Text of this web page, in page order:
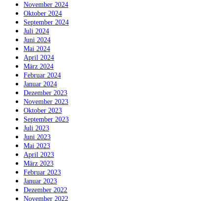
November 2024
Oktober 2024
September 2024
Juli 2024
Juni 2024
Mai 2024
April 2024
März 2024
Februar 2024
Januar 2024
Dezember 2023
November 2023
Oktober 2023
September 2023
Juli 2023
Juni 2023
Mai 2023
April 2023
März 2023
Februar 2023
Januar 2023
Dezember 2022
November 2022